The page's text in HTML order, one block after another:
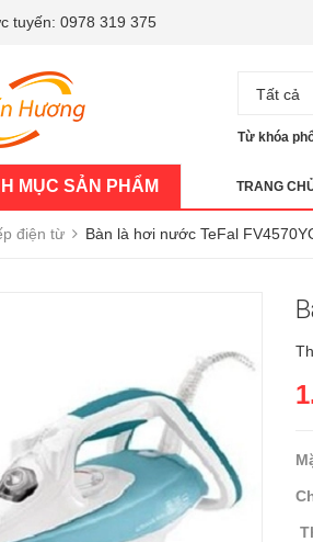
tuyến: 0978 319 375
Tất cả
Từ khóa
MỤC SẢN PHẨM TRANG
điện từ Bàn là hơi nước TeFal